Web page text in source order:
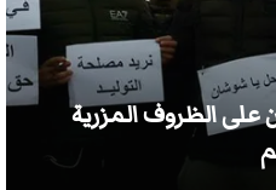
الظروف المزرية